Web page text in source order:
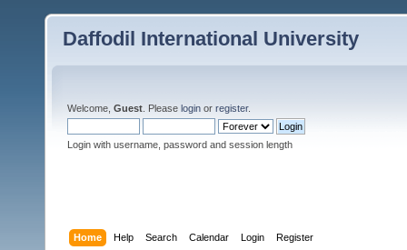
Daffodil International University
Welcome, Guest . Please login or register.
Login with username, password and session length
Home Help Search Calendar Login Register